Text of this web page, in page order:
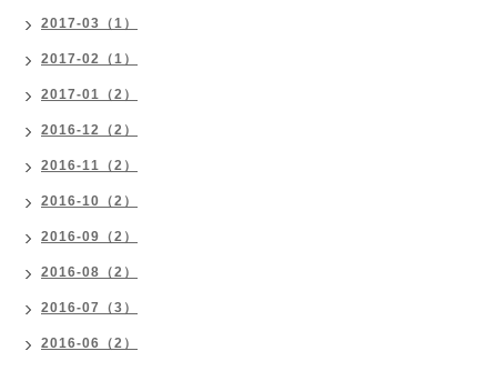
2017-03（1）
2017-02（1）
2017-01（2）
2016-12（2）
2016-11（2）
2016-10（2）
2016-09（2）
2016-08（2）
2016-07（3）
2016-06（2）